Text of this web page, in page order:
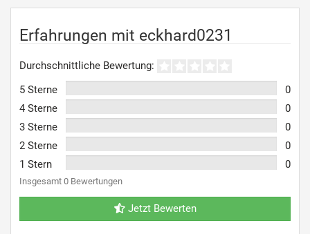
Erfahrungen mit eckhard0231
Durchschnittliche Bewertung:
5 Sterne
0
4 Sterne
0
3 Sterne
0
2 Sterne
0
1 Stern
0
Insgesamt 0 Bewertungen
Jetzt Bewerten